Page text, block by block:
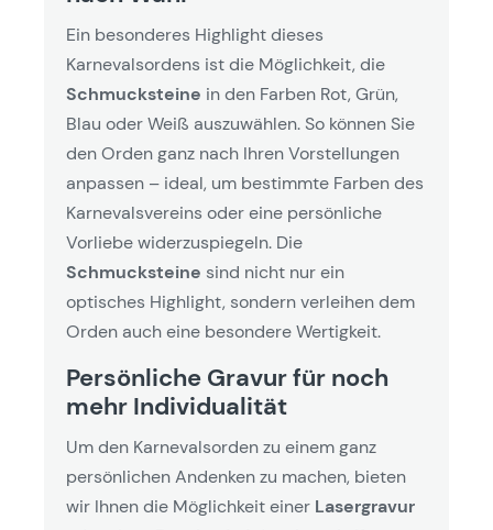
Ein besonderes Highlight dieses
Karnevalsordens ist die Möglichkeit, die
Schmucksteine in den Farben Rot, Grün,
Blau oder Weiß auszuwählen. So können Sie
den Orden ganz nach Ihren Vorstellungen
anpassen – ideal, um bestimmte Farben des
Karnevalsvereins oder eine persönliche
Vorliebe widerzuspiegeln. Die
Schmucksteine sind nicht nur ein
optisches Highlight, sondern verleihen dem
Orden auch eine besondere Wertigkeit.
Persönliche Gravur für noch
mehr Individualität
Um den Karnevalsorden zu einem ganz
persönlichen Andenken zu machen, bieten
wir Ihnen die Möglichkeit einer Lasergravur